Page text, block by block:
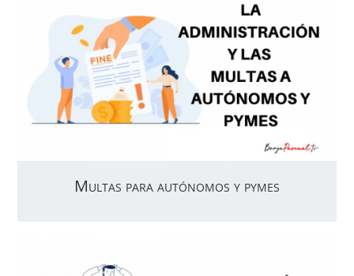
Multas para autónomos y pymes